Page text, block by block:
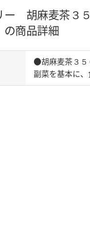
ー 胡麻麦茶３
の商品詳細
●胡麻麦茶３５
副菜を基本に